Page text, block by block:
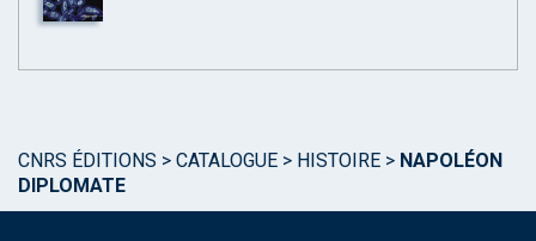
CNRS ÉDITIONS > CATALOGUE > HISTOIRE > NAPOLÉON
DIPLOMATE